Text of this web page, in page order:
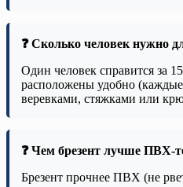
❓ Сколько человек нужно
Один человек справится за
расположены удобно
веревками, стяжками или
❓ Чем брезент лучше ПВХ-
Брезент прочнее ПВХ (не